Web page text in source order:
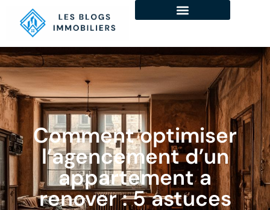
Comment optimiser
l’agencement d’un
appartement a
renover : 5 astuces